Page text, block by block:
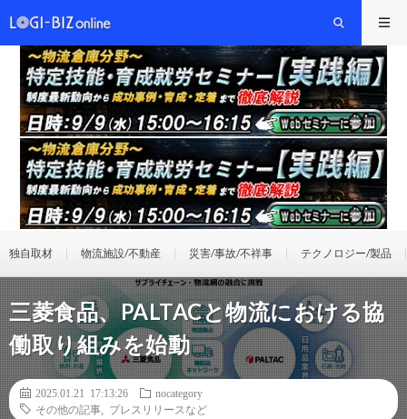
独自取材 物流施設/不動産 災害/事故/不祥事 テクノロジー/製品
三菱食品、PALTACと物流における協
働取り組みを始動
2025.01.21 17:13:26
nocategory
その他の記事
プレスリリースなど